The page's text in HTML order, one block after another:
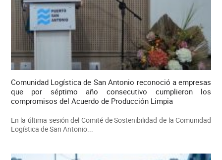
Comunidad Logística de San Antonio reconoció a empresas
que por séptimo año consecutivo cumplieron los
compromisos del Acuerdo de Producción Limpia
En la última sesión del Comité de Sostenibilidad de la Comunidad
Logística de San Antonio...